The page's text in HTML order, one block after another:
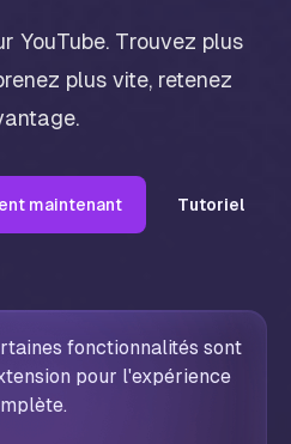
YouTube. Trouvez plus
plus vite, retenez
maintenant Tutoriel
fonctionnalités sont
pour l'expérience